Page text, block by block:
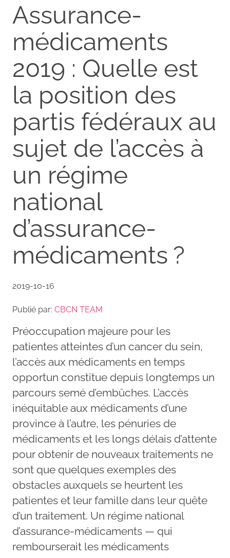
Assurance-
médicaments
2019 : Quelle est
la position des
partis fédéraux au
sujet de l’accès à
un régime
national
d’assurance-
médicaments ?
2019-10-16
Publié par: CBCN TEAM
Préoccupation majeure pour les
patientes atteintes d’un cancer du sein,
l’accès aux médicaments en temps
opportun constitue depuis longtemps un
parcours semé d’embûches. L’accès
inéquitable aux médicaments d’une
province à l’autre, les pénuries de
médicaments et les longs délais d’attente
pour obtenir de nouveaux traitements ne
sont que quelques exemples des
obstacles auxquels se heurtent les
patientes et leur famille dans leur quête
d’un traitement. Un régime national
d’assurance-médicaments — qui
rembourserait les médicaments